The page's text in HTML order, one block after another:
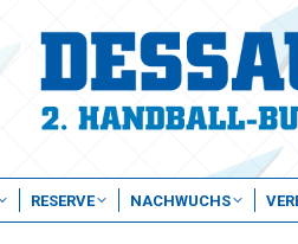
RESERVE NACHWUCHS